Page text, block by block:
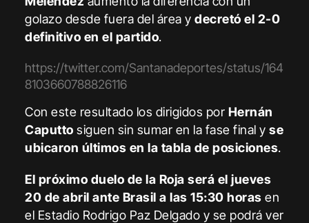
golazo desde fuera del área y decretó el 2-0
definitivo en el partido.
https://twitter.com/Santanadeportes/status/164
8103660788826116
Con este resultado los dirigidos por Hernán
Caputto siguen sin sumar en la fase final yse
ubicaron últimos en la tabla de posiciones.
El próximo duelo de la Roja será el jueves
20 de abril ante Brasil a las 15:30 horas en
el Estadio Rodrigo Paz Delgado y se podrá ver